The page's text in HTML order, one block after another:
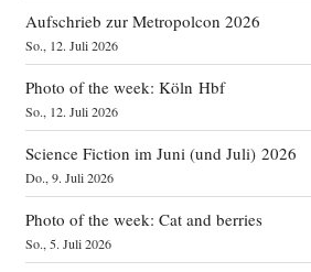
Aufschrieb zur Metropolcon 2026
So., 12. Juli 2026
Photo of the week: Köln Hbf
So., 12. Juli 2026
Science Fiction im Juni (und Juli) 2026
Do., 9. Juli 2026
Photo of the week: Cat and berries
So., 5. Juli 2026